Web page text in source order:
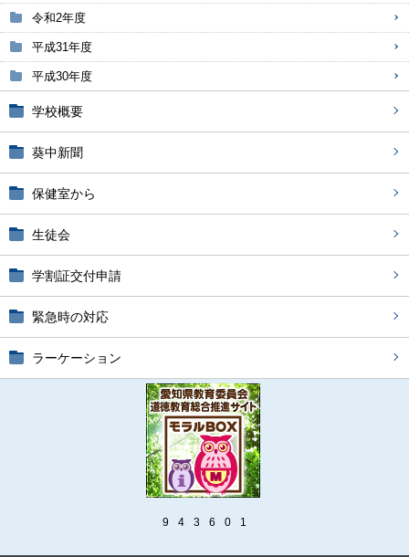
令和2年度
平成31年度
平成30年度
学校概要
葵中新聞
保健室から
生徒会
学割証交付申請
緊急時の対応
ラーケーション
9 4 3 6 0 1